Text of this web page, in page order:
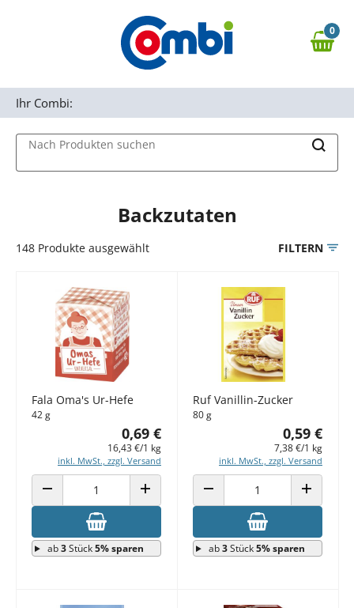
Zur Navigation springen
0,00 €
0
Nach Produkten suchen
Ihr Combi:
Backzutaten
148 Produkte ausgewählt FILTERN
Fala Oma's Ur-Hefe
42 g
0,69 €
16,43 €/1 kg
inkl. MwSt., zzgl. Versand
ANZAHL VERRINGERN ANZAHL ERHÖHEN
ab3Stück5% sparen
Ruf Vanillin-Zucker
80 g
0,59 €
7,38 €/1 kg
inkl. MwSt., zzgl. Versand
ANZAHL VERRINGERN ANZAHL
ab3Stück5% sparen